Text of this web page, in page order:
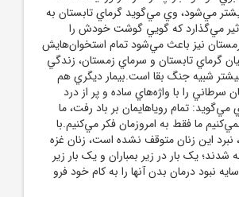
مي‌شود، وي مي‌گويد گرماي تابستان به
مي‌گذارد که گويي گوشت خودش را
نيز باعث مي‌شود تمام استخوان‌هايش
گرماي تابستان و سرماي زمستان، زندگي
بيشتر شبيه جنگ بقا است.بيمار ديگري هم
سرطاني را با واژه‌هاي ساده و پر از درد
تمام روياهايمان بر باد رفت، ما
ما فقط به امروزمان فکر مي‌کنيم.با
اين زنان متوقف نشده است، زنان غزه
شدند؛ يک بار در زير بمباران و يک بار زير
نبود درمان بدن آنها را به کام خود فرو